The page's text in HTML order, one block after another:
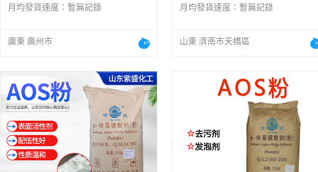
月均發貨速度： 暫無記錄
廣東 廣州市
月均發貨速度： 暫無記錄
山東 濟南市天橋區